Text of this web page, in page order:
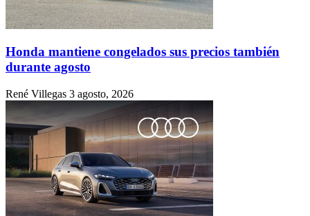
Honda mantiene congelados sus precios también
durante agosto
René Villegas 3 agosto, 2026